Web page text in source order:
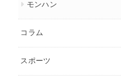
モンハン
コラム
スポーツ